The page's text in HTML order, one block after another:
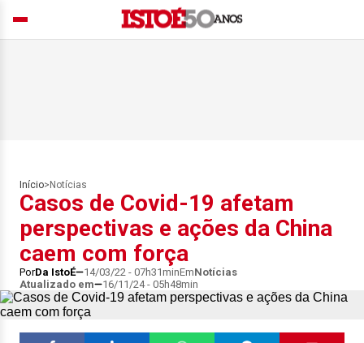
Início> Notícias
Casos de Covid-19 afetam
perspectivas e ações da China
caem com força
PorDa IstoÉ 14/03/22 - 07h31minEmNotícias
Atualizado em
16/11/24 - 05h48min